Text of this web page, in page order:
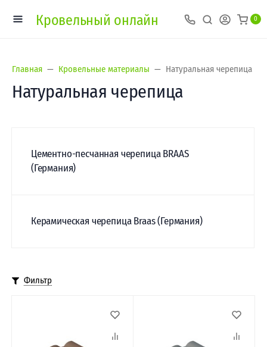
Кровельный онлайн 0
Главная Кровельные материалы Натуральная черепица
Натуральная черепица
Цементно-песчанная черепица BRAAS
(Германия)
Керамическая черепица Braas (Германия)
Фильтр